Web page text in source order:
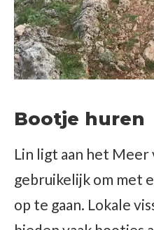
Bootje huren
Lin ligt aan het
gebruikelijk om met
op te gaan. Lokale